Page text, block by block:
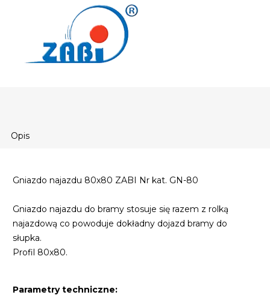
Opis
Gniazdo najazdu 80x80 ZABI Nr kat. GN-80
Gniazdo najazdu do bramy stosuje się razem z rolką
najazdową co powoduje dokładny dojazd bramy do
słupka.
Profil 80x80.
Parametry techniczne: